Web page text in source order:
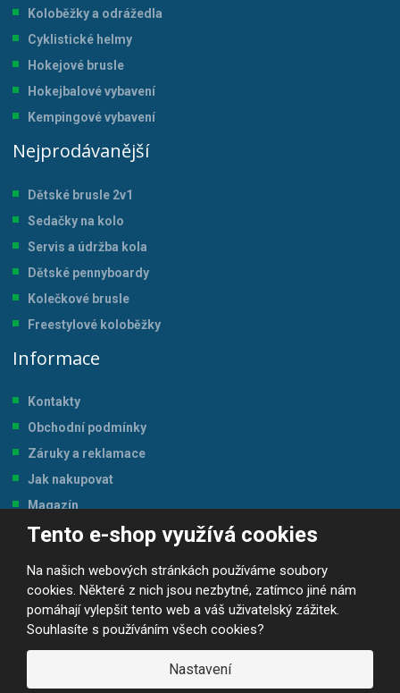
Tento e-shop využívá cookies
Na našich webových stránkách používáme soubory
cookies. Některé z nich jsou nezbytné, zatímco jiné nám
pomáhají vylepšit tento web a váš uživatelský zážitek.
Souhlasíte s používáním všech cookies?
Nastavení
Koloběžky a odrážedla
Cyklistické helmy
Hokejové brusle
Hokejbalové vybavení
Kempingové vybavení
Nejprodávanější
Dětské brusle 2v1
Sedačky na kolo
Servis a údržba kola
Dětské pennyboardy
Kolečkové brusle
Freestylové koloběžky
Informace
Kontakty
Obchodní podmínky
Záruky a reklamace
Jak nakupovat
Magazín
Tabulka velikostí
© 2026, JP-SPORT.CZ SPORTOVNÍ POTŘEBY
Prohlášení o přístupnosti |Mapa stránek ||GDPR
VYROBILA